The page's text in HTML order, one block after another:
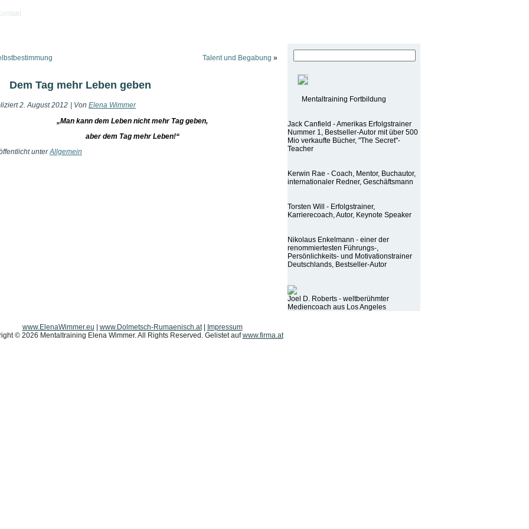
Talent und Begabung »
Dem Tag mehr Leben geben
2. August 2012 Von Elena Wimmer
„Man kann dem Leben nicht mehr Tag geben,
aber dem Tag mehr Leben!“
unter Allgemein
Mentaltraining Fortbildung
Jack Canfield - Amerikas Erfolgstrainer
Nummer 1, Bestseller-Autor mit über 500
Mio verkaufte Bücher, "The Secret"-
Teacher
Kerwin Rae - Coach, Mentor, Buchautor,
internationaler Redner, Geschäftsmann
Torsten Will - Erfolgstrainer,
Karrierecoach, Autor, Keynote Speaker
Nikolaus Enkelmann - einer der
renommiertesten Führungs-,
Persönlichkeits- und Motivationstrainer
Deutschlands, Bestseller-Autor
Joel D. Roberts - weltberühmter
Mediencoach aus Los Angeles
www.ElenaWimmer.eu www.Dolmetsch-Rumaenisch.at|
Impressum
© 2026 Mentaltraining Elena Wimmer. All Rights Reserved. Gelistet aufwww.firma.at